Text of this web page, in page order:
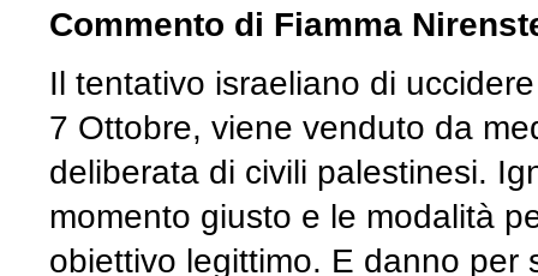
Commento di Fiamma
Il tentativo israeliano di
7 Ottobre, viene venduto da
deliberata di civili palestinesi.
momento giusto e le modalità
obiettivo legittimo. E danno per